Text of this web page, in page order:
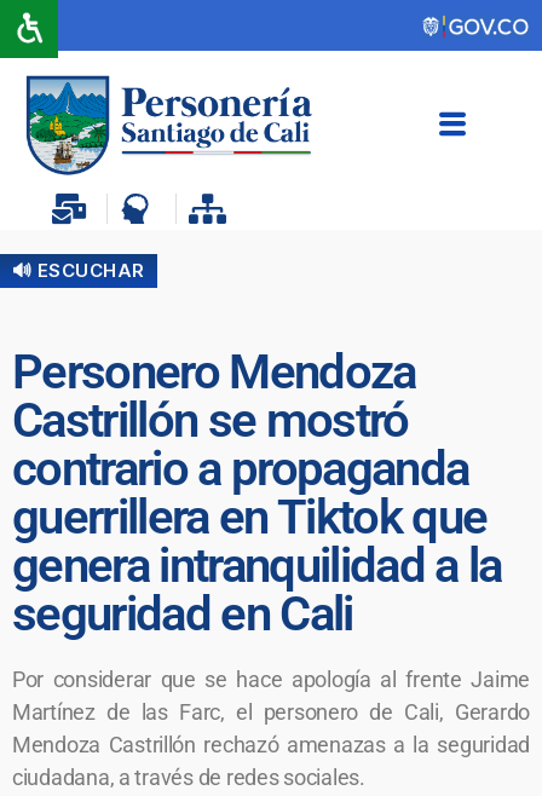
🔊 ESCUCHAR
Personero Mendoza
Castrillón se mostró
contrario a propaganda
guerrillera en Tiktok que
genera intranquilidad a la
seguridad en Cali
Por considerar que se hace apología al frente Jaime
Martínez de las Farc, el personero de Cali, Gerardo
Mendoza Castrillón rechazó amenazas a la seguridad
ciudadana, a través de redes sociales.